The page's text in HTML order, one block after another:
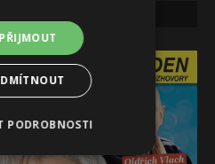
PODROBNOSTI